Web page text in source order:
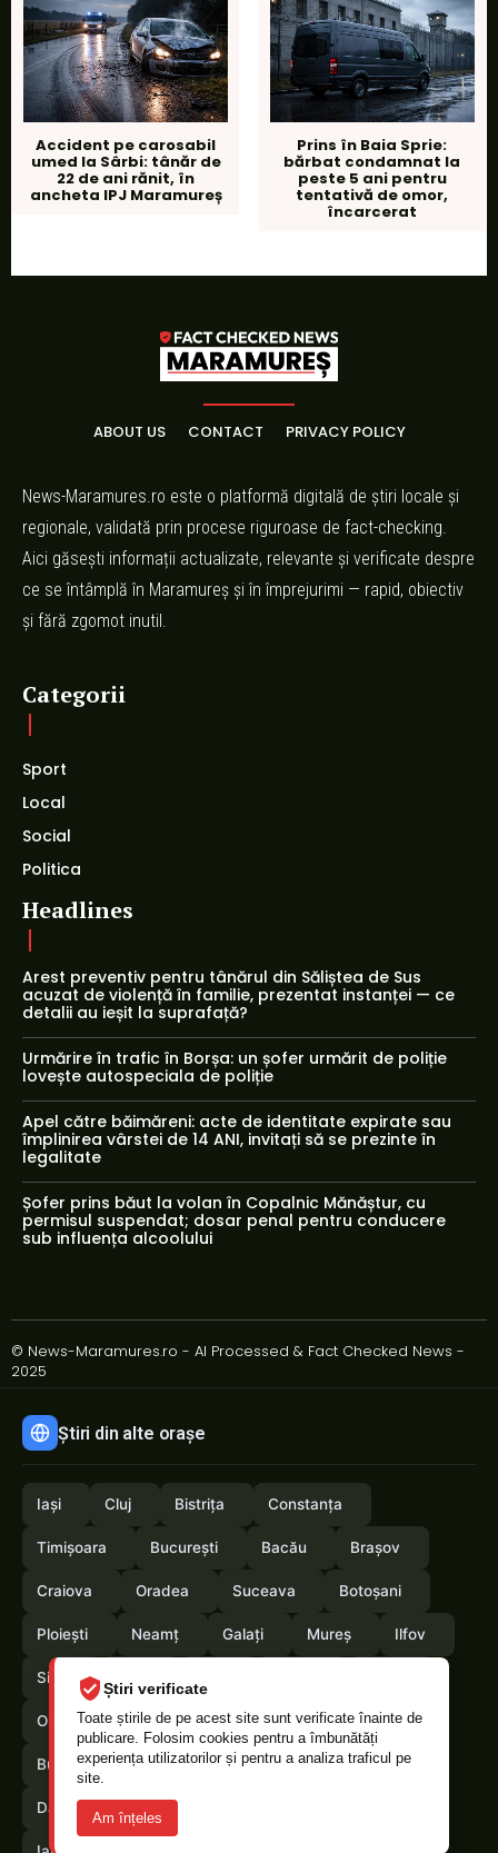
Știri verificate
Toate știrile de pe acest site sunt verificate înainte de
publicare. Folosim cookies pentru a îmbunătăți
experiența utilizatorilor și pentru a analiza traficul pe
site.
Am înțeles
Accident pe carosabil
umed la Sârbi: tânăr de
22 de ani rănit, în
ancheta IPJ Maramureș
Prins în Baia Sprie:
bărbat condamnat la
peste 5 ani pentru
tentativă de omor,
încarcerat
ABOUT US CONTACT PRIVACY POLICY
News-Maramures.ro este o platformă digitală de știri locale și
regionale, validată prin procese riguroase de fact-checking.
Aici găsești informații actualizate, relevante și verificate despre
ce se întâmplă în Maramureș și în împrejurimi — rapid, obiectiv
și fără zgomot inutil.
Categorii
Sport
Local
Social
Politica
Headlines
Arest preventiv pentru tânărul din Săliștea de Sus
acuzat de violență în familie, prezentat instanței — ce
detalii au ieșit la suprafață?
Urmărire în trafic în Borșa: un șofer urmărit de poliție
lovește autospeciala de poliție
Apel către băimăreni: acte de identitate expirate sau
împlinirea vârstei de 14 ANI, invitați să se prezinte în
legalitate
Șofer prins băut la volan în Copalnic Mănăștur, cu
permisul suspendat; dosar penal pentru conducere
sub influența alcoolului
© News-Maramures.ro - AI Processed & Fact Checked News -
2025
Știri din alte orașe
Iași Cluj Bistrița Constanța
Timișoara București Bacău Brașov
Craiova Oradea Suceava Botoșani
Ploiești Neamț Galați Mureș Ilfov
Sibiu
Olt Arges Vrancea Satumare
Buzau Braila Calarasi Caras-Severin
Dambovita Giurgiu